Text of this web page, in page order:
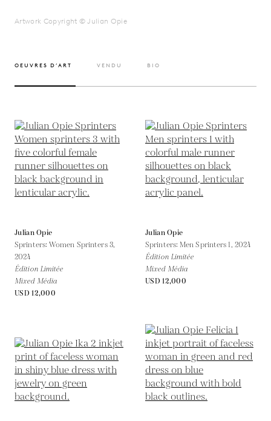
Artwork Copyright © Julian Opie
OEUVRES D’ART VENDU BIO
Julian Opie
Sprinters: Women Sprinters 3,
2024
Édition Limitée
Mixed Média
USD 12,000
Julian Opie
Sprinters: Men Sprinters 1, 2024
Édition Limitée
Mixed Média
USD 12,000